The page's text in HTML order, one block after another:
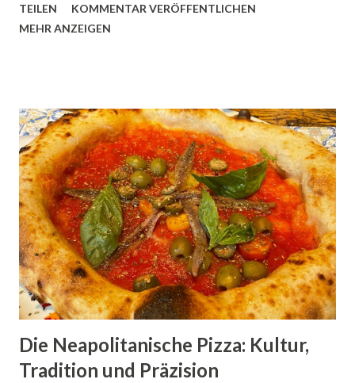
frittiertem Streetfood. Es ist laut, manchmal anstrengend –
man von Weihnachten in Neapel spricht, muss man die Via
San Gregorio Armeno erwähnen. Das ist keine normale
Straße. Das ist ein Theater aus Miniaturwelten. Hier
entstehen die berühmten neapolitanischen Krippen
(Presepi napoletani) – handgefertigt, voller Details. Neben
Maria und Josef stehen dort auch: Pizzabäcker
Marktverkäufer Politiker (ja, wirklich) Fußballspieler Man
geht daran vorbei, bleibt stehen,...
TEILEN
KOMMENTAR VERÖFFENTLICHEN
MEHR ANZEIGEN
Die Neapolitanische Pizza: Kultur,
Tradition und Präzision